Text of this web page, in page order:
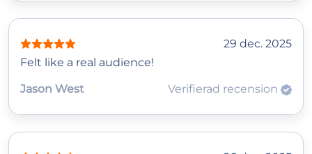
29 dec. 2025
Felt like a real audience!
Jason West
Verifierad recension